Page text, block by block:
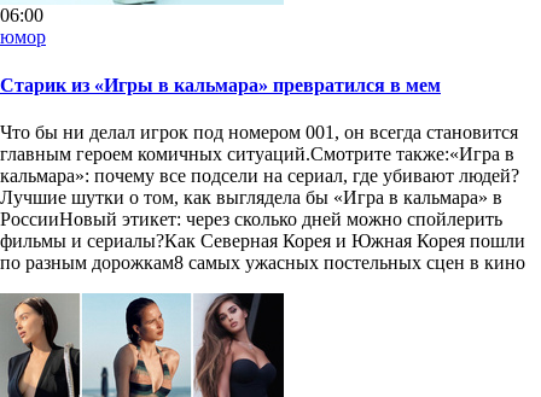
06:00
юмор
Старик из «Игры в кальмара» превратился в мем
Что бы ни делал игрок под номером 001, он всегда становится
главным героем комичных ситуаций.Смотрите также:«Игра в
кальмара»: почему все подсели на сериал, где убивают людей?
Лучшие шутки о том, как выглядела бы «Игра в кальмара» в
РоссииНовый этикет: через сколько дней можно спойлерить
фильмы и сериалы?Как Северная Корея и Южная Корея пошли
по разным дорожкам8 самых ужасных постельных сцен в кино